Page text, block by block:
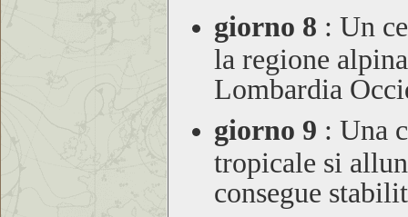
giorno 8 : Un
la regione
Lombardia
giorno 9 : Una
tropicale si
consegue